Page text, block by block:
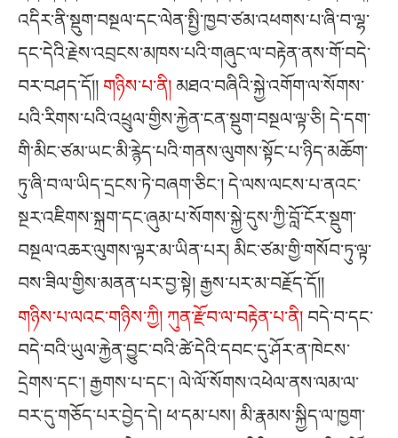
འདིར་ནི་སྡུག་བསྔལ་དང་ལེན་སྤྱི་ཁྱབ་ཙམ་འཕགས་པ་ཞི་བ་ལྷ་
དང་དེའི་རྗེས་འབྲངས་མཁས་པའི་གཞུང་ལ་བརྟེན་ནས་གོ་བདེ་
བར་བཤད་དོ།། གཉིས་པ་ནི། མཐའ་བཞིའི་སྐྱེ་འགོག་ལ་སོགས་
པའི་རིགས་པའི་འཕྲུལ་གྱིས་རྐྱེན་ངན་སྡུག་བསྔལ་ལྟ་ཅི། དེ་དག་
གི་མིང་ཙམ་ཡང་མི་རྙེད་པའི་གནས་ལུགས་སྟོང་པ་ཉིད་མཆོག་
ཏུ་ཞི་བ་ལ་ཡིད་དྲངས་ཏེ་བཞག་ཅིང༌། དེ་ལས་ལངས་པ་ནའང་
སྔར་འཇིགས་སྐྲག་དང་ཞུམ་པ་སོགས་སྐྱེ་དུས་ཀྱི་བློ་ངོར་སྡུག་
བསྔལ་འཆར་ལུགས་ལྟར་མ་ཡིན་པར། མིང་ཙམ་གྱི་གསོབ་ཏུ་ལྟ་
བས་ཟིལ་གྱིས་མནན་པར་བྱ་སྟེ། རྒྱས་པར་མ་བརྗོད་དོ།།
གཉིས་པ་ལའང་གཉིས་ཀྱི། ཀུན་རྫོབ་ལ་བརྟེན་པ་ནི། བདེ་བ་དང་
བདེ་བའི་ཡུལ་རྐྱེན་བྱུང་བའི་ཚེ་དེའི་དབང་དུ་ཤོར་ན་ཁེངས་
དྲེགས་དང༌། རྒྱགས་པ་དང༌། ལེ་ལོ་སོགས་འཕེལ་ནས་ལམ་ལ་
བར་དུ་གཅོད་པར་བྱེད་དེ། ཕ་དམ་པས། མི་རྣམས་སྐྱིད་ལ་ཁྱག་